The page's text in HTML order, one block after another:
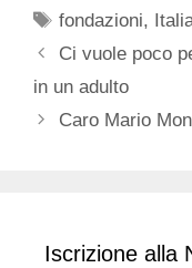
Tag
fondazioni,
Ci vuole poco
in un adulto
Caro Mario
Iscrizione alla